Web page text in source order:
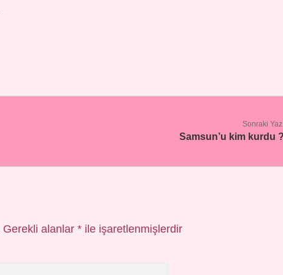
Sonraki
Samsun’u kim kurdu
Gerekli alanlar *ile işaretlenmişlerdir